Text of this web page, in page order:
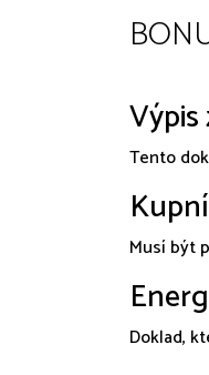
Tento
Musí být
Doklad,